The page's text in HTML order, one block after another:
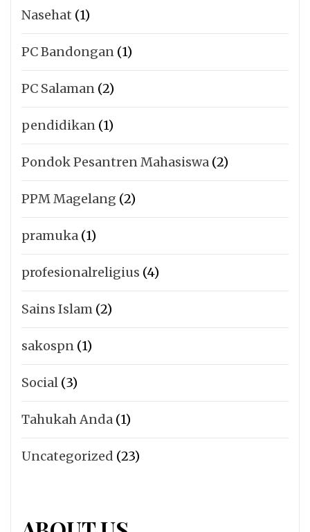
Nasehat (1)
PC Bandongan (1)
PC Salaman (2)
pendidikan (1)
Pondok Pesantren Mahasiswa (2)
PPM Magelang (2)
pramuka (1)
profesionalreligius (4)
Sains Islam (2)
sakospn (1)
Social (3)
Tahukah Anda (1)
Uncategorized (23)